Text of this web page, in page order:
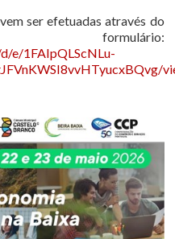
ser efetuadas através do
e/1FAIpQLScNLu-